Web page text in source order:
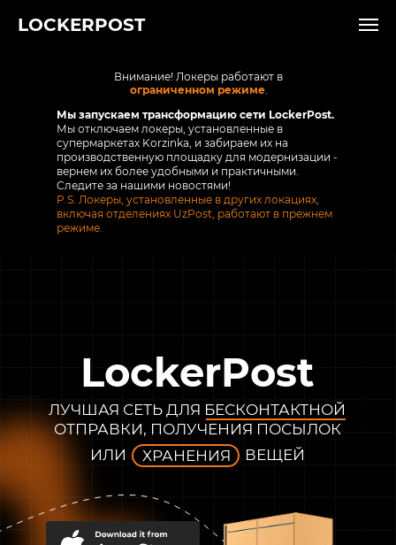
Внимание! Локеры работают в
ограниченном режиме.
Мы запускаем трансформацию сети LockerPost.
Мы отключаем локеры, установленные в
супермаркетах Korzinka, и забираем их на
производственную площадку для модернизации -
вернем их более удобными и практичными.
Следите за нашими новостями!
P.S. Локеры, установленные в других локациях,
включая отделениях UzPost, работают в прежнем
режиме.
LOCKERPOST
LockerPost
ЛУЧШАЯ СЕТЬ ДЛЯ БЕСКОНТАКТНОЙ
ОТПРАВКИ, ПОЛУЧЕНИЯ ПОСЫЛОК
ВЕЩЕЙ
ХРАНЕНИЯ
ИЛИ